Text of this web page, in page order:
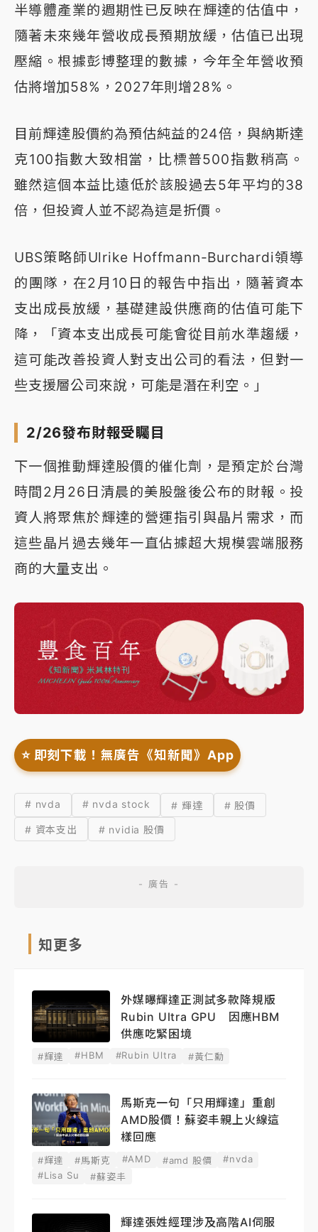
半導體產業的週期性已反映在輝達的估值中，
隨著未來幾年營收成長預期放緩，估值已出現
壓縮。根據彭博整理的數據，今年全年營收預
估將增加58%，2027年則增28%。
目前輝達股價約為預估純益的24倍，與納斯達
克100指數大致相當，比標普500指數稍高。
雖然這個本益比遠低於該股過去5年平均的38
倍，但投資人並不認為這是折價。
UBS策略師Ulrike Hoffmann-Burchardi領導
的團隊，在2月10日的報告中指出，隨著資本
支出成長放緩，基礎建設供應商的估值可能下
降，「資本支出成長可能會從目前水準趨緩，
這可能改善投資人對支出公司的看法，但對一
些支援層公司來說，可能是潛在利空。」
2/26發布財報受矚目
下一個推動輝達股價的催化劑，是預定於台灣
時間2月26日清晨的美股盤後公布的財報。投
資人將聚焦於輝達的營運指引與晶片需求，而
這些晶片過去幾年一直佔據超大規模雲端服務
商的大量支出。
⭐️ 即刻下載！無廣告《知新聞》App
# nvda # nvda stock # 輝達
# 股價
# 資本支出
# nvidia 股價
知更多
外媒曝輝達正測試多款降規版
Rubin Ultra GPU 因應HBM
供應吃緊困境
#輝達 #HBM #Rubin Ultra #黃仁勳
馬斯克一句「只用輝達」重創
AMD股價！蘇姿丰親上火線這
樣回應
#輝達 #馬斯克 #AMD #amd 股價
#nvda
#Lisa Su
#蘇姿丰
輝達張姓經理涉及高階AI伺服